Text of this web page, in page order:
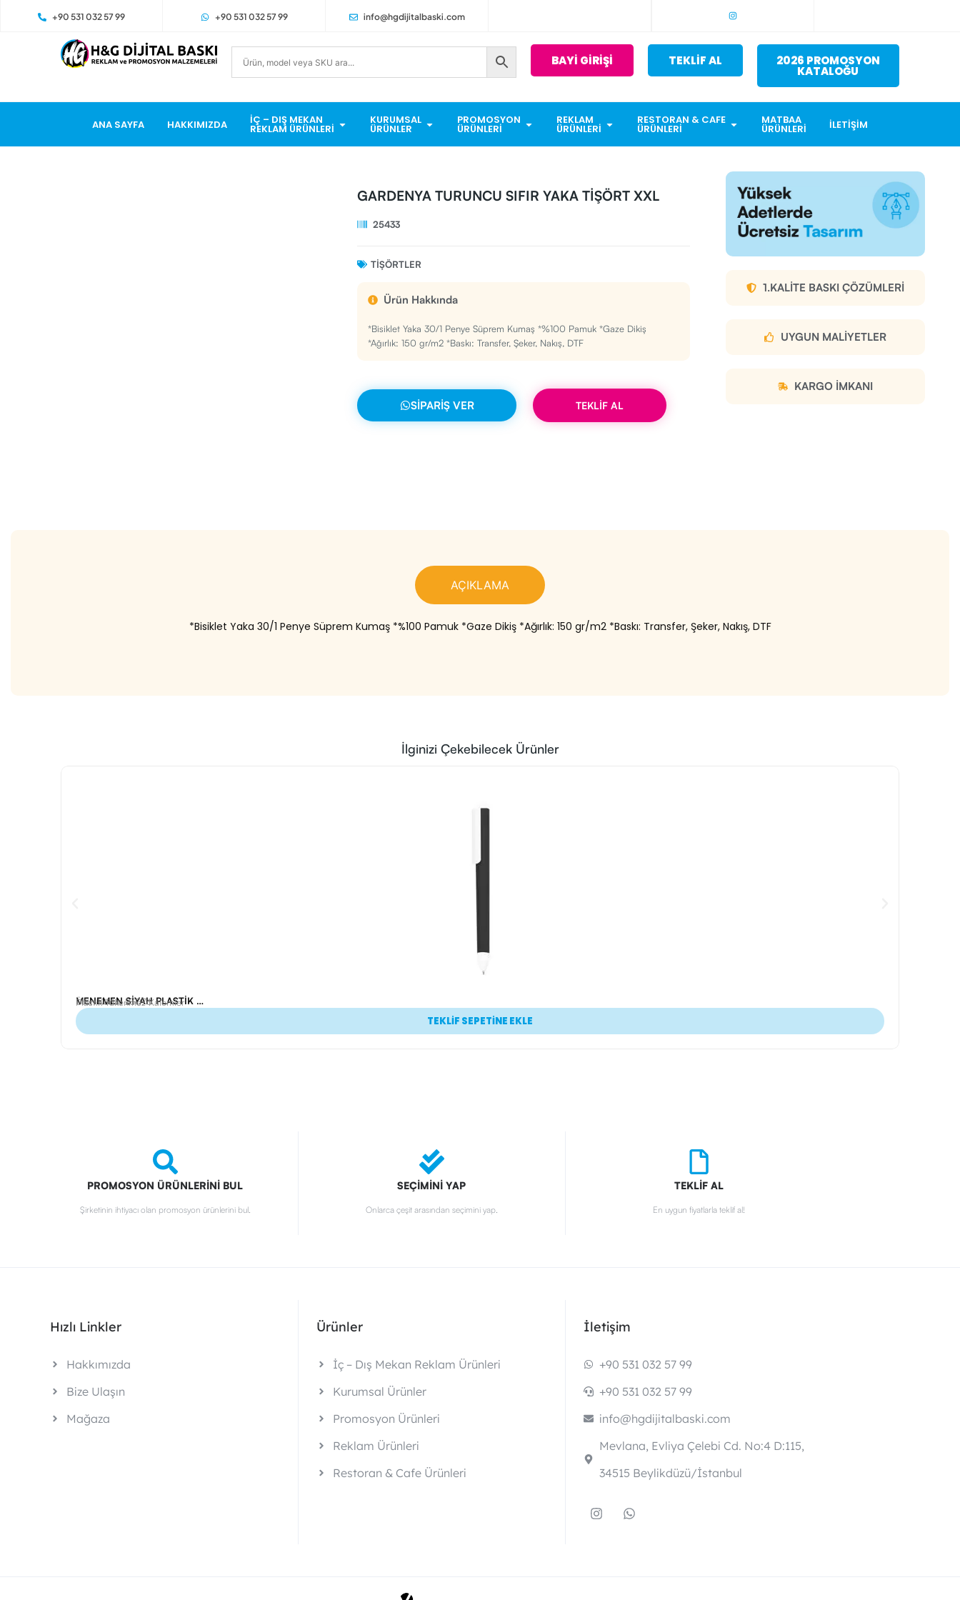
+90 531 032 57 99 +90 531 032 57 99 info@hgdijitalbaski.com
BAYİ GİRİŞİ TEKLİF AL 2026 PROMOSYON
KATALOĞU
ANA SAYFA HAKKIMIZDA İÇ – DIŞ MEKAN
REKLAM ÜRÜNLERI
KURUMSAL
ÜRÜNLER
PROMOSYON
ÜRÜNLERI
REKLAM
ÜRÜNLERI
RESTORAN & CAFE
ÜRÜNLERI
MATBAA
ÜRÜNLERI İLETIŞIM
GARDENYA TURUNCU SIFIR YAKA TİŞÖRT XXL
25433
TIŞÖRTLER
Ürün Hakkında
*Bisiklet Yaka 30/1 Penye Süprem Kumaş *%100 Pamuk *Gaze Dikiş
*Ağırlık: 150 gr/m2 *Baskı: Transfer, Şeker, Nakış, DTF
SIPARIŞ VER TEKLİF AL
1.KALITE BASKI ÇÖZÜMLERI
UYGUN MALIYETLER
KARGO IMKANI
AÇIKLAMA
*Bisiklet Yaka 30/1 Penye Süprem Kumaş *%100 Pamuk *Gaze Dikiş *Ağırlık: 150 gr/m2 *Baskı: Transfer, Şeker, Nakış, DTF
İlginizi Çekebilecek Ürünler
MENEMEN SİYAH PLASTİK TÜKENMEZ KALEM
Ürün Kodu: 23076
Plastik Tükenmez Kalemler
TEKLİF SEPETİNE EKLE
PROMOSYON ÜRÜNLERİNİ BUL
Şirketinin ihtiyacı olan promosyon ürünlerini bul.
SEÇİMİNİ YAP
Onlarca çeşit arasından seçimini yap.
TEKLİF AL
En uygun fiyatlarla teklif al!
Hızlı Linkler
Hakkımızda
Bize Ulaşın
Mağaza
Ürünler
İç – Dış Mekan Reklam Ürünleri
Kurumsal Ürünler
Promosyon Ürünleri
Reklam Ürünleri
Restoran & Cafe Ürünleri
İletişim
+90 531 032 57 99
+90 531 032 57 99
info@hgdijitalbaski.com
Mevlana, Evliya Çelebi Cd. No:4 D:115,
34515 Beylikdüzü/İstanbul